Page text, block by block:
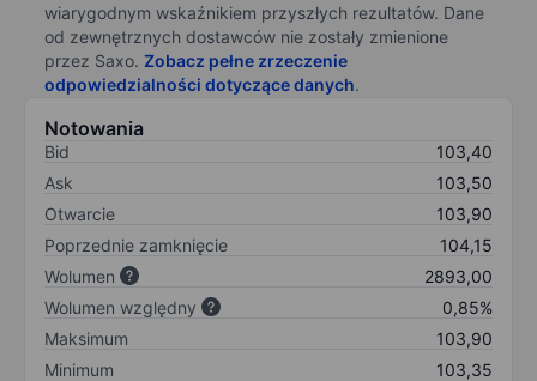
wiarygodnym wskaźnikiem przyszłych rezultatów. Dane
od zewnętrznych dostawców nie zostały zmienione
przez Saxo. Zobacz pełne zrzeczenie
odpowiedzialności dotyczące danych.
Notowania
Bid
103,40
Ask
103,50
Otwarcie
103,90
Poprzednie zamknięcie
104,15
Wolumen
2893,00
Wolumen względny
0,85%
Maksimum
103,90
Minimum
103,35